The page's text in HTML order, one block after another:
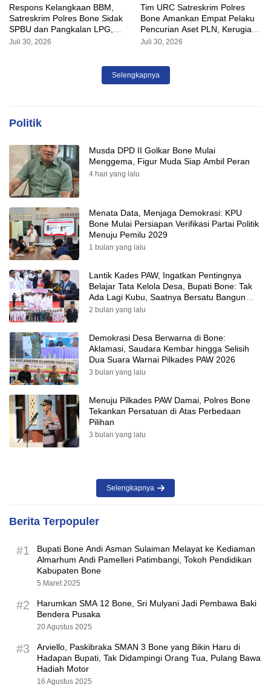
Respons Kelangkaan BBM,
Satreskrim Polres Bone Sidak
SPBU dan Pangkalan LPG,
AKP Alvin Aji Imbau Pengelola
Juli 30, 2026
Tim URC Satreskrim Polres
Bone Amankan Empat Pelaku
Pencurian Aset PLN, Kerugian
Ditaksir Capai Rp 3 Milyar
Juli 30, 2026
Selengkapnya
Politik
Musda DPD II Golkar Bone Mulai
Menggema, Figur Muda Siap Ambil Peran
4 hari yang lalu
Menata Data, Menjaga Demokrasi: KPU
Bone Mulai Persiapan Verifikasi Partai Politik
Menuju Pemilu 2029
1 bulan yang lalu
Lantik Kades PAW, Ingatkan Pentingnya
Belajar Tata Kelola Desa, Bupati Bone: Tak
Ada Lagi Kubu, Saatnya Bersatu Bangun
Desa
2 bulan yang lalu
Demokrasi Desa Berwarna di Bone:
Aklamasi, Saudara Kembar hingga Selisih
Dua Suara Warnai Pilkades PAW 2026
3 bulan yang lalu
Menuju Pilkades PAW Damai, Polres Bone
Tekankan Persatuan di Atas Perbedaan
Pilihan
3 bulan yang lalu
Selengkapnya
Berita Terpopuler
#1
Bupati Bone Andi Asman Sulaiman Melayat ke Kediaman
Almarhum Andi Pamelleri Patimbangi, Tokoh Pendidikan
Kabupaten Bone
5 Maret 2025
#2
Harumkan SMA 12 Bone, Sri Mulyani Jadi Pembawa Baki
Bendera Pusaka
20 Agustus 2025
#3
Arviello, Paskibraka SMAN 3 Bone yang Bikin Haru di
Hadapan Bupati, Tak Didampingi Orang Tua, Pulang Bawa
Hadiah Motor
16 Agustus 2025